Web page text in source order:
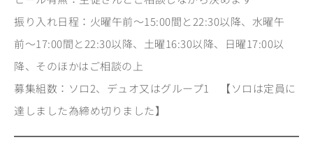
振り入れ日程：火曜午前〜15:00間と22:30以降、水曜午
前〜17:00間と22:30以降、土曜16:30以降、日曜17:00以
降、そのほかはご相談の上
募集組数：ソロ2、デュオ又はグループ1 【ソロは定員に
達しました為締め切りました】